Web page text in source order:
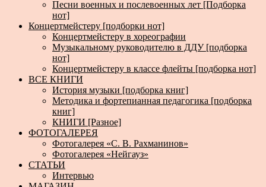
Песни военных и послевоенных лет [Подборка
нот]
Концертмейстеру [подборки нот]
Концертмейстеру в хореографии
Музыкальному руководителю в ДДУ [подборка
нот]
Концертмейстеру в классе флейты [подборка нот]
ВСЕ КНИГИ
История музыки [подборка книг]
Методика и фортепианная педагогика [подборка
книг]
КНИГИ [Разное]
ФОТОГАЛЕРЕЯ
Фотогалерея «С. В. Рахманинов»
Фотогалерея «Нейгауз»
СТАТЬИ
Интервью